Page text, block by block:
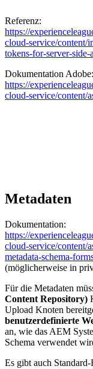
Referenz:
https://
cloud-service/content/
tokens-for-server-side-
Dokumentation Adobe:
https://
cloud-service/content/
Metadaten
Dokumentation:
https://
cloud-service/content/
metadata-schema-
(möglicherweise in
Für die Metadaten
Content Repository)
Upload Knoten
benutzerdefinierte
an, wie das AEM
Schema verwendet
Es gibt auch